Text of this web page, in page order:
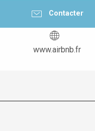
Contacter
www.airbnb.fr